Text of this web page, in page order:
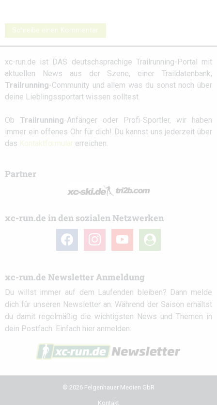
Schreibe einen Kommentar
xc-run.de ist DAS deutschsprachige Trailrunning-Portal mit
aktuellen News aus der Szene, einer Traildatenbank,
Trailrunning-Community und allem was du sonst noch über
deine Lieblingssportart wissen solltest.
Ob Trailrunning-Anfänger oder Profi-Sportler, wir haben
immer ein offenes Ohr für dich! Du kannst uns jederzeit über
das Kontaktformular erreichen.
Partner
xc-run.de in den sozialen Netzwerken
facebook instagramyoutube
user-
circle
xc-run.de Newsletter Anmeldung
Du willst immer auf dem Laufenden bleiben? Dann melde
dich für unseren Newsletter an. Während der Saison erhältst
du damit regelmäßig die wichtigsten News und Themen in
dein Postfach. Einfach hier anmelden:
© 2026 Felgenhauer Medien GbR
Kontakt